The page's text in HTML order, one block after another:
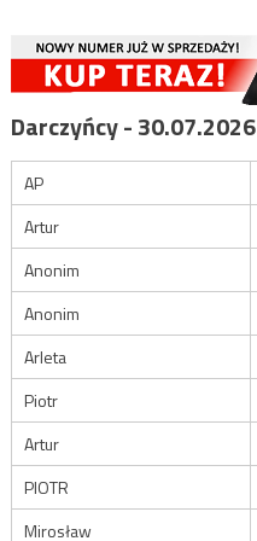
Darczyńcy - 30.07.2026
AP
Artur
Anonim
Anonim
Arleta
Piotr
Artur
PIOTR
Mirosław